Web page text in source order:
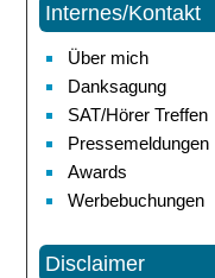
Internes/Kontakt
Über mich
Danksagung
SAT/Hörer Treffen
Pressemeldungen
Awards
Werbebuchungen
Disclaimer